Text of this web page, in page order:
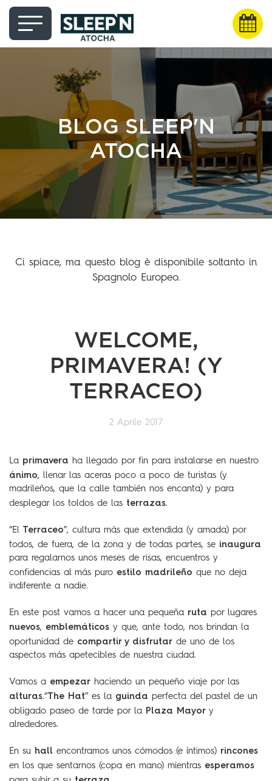
BLOG SLEEP'N
ATOCHA
Ci spiace, ma questo blog è disponibile soltanto in
Spagnolo Europeo.
WELCOME,
PRIMAVERA! (Y
TERRACEO)
2 Aprile 2017
La primavera ha llegado por fin para instalarse en nuestro
ánimo, llenar las aceras poco a poco de turistas (y
madrileños, que la calle también nos encanta) y para
desplegar los toldos de las terrazas.
“El Terraceo”, cultura más que extendida (y amada) por
todos, de fuera, de la zona y de todas partes, se inaugura
para regalarnos unos meses de risas, encuentros y
confidencias al más puro estilo madrileño que no deja
indiferente a nadie.
En este post vamos a hacer una pequeña ruta por lugares
nuevos, emblemáticos y que, ante todo, nos brindan la
oportunidad de compartir y disfrutar de uno de los
aspectos más apetecibles de nuestra ciudad.
Vamos a empezar haciendo un pequeño viaje por las
alturas.“The Hat” es la guinda perfecta del pastel de un
obligado paseo de tarde por la Plaza Mayor y
alrededores.
En su hall encontramos unos cómodos (e íntimos) rincones
en los que sentarnos (copa en mano) mientras esperamos